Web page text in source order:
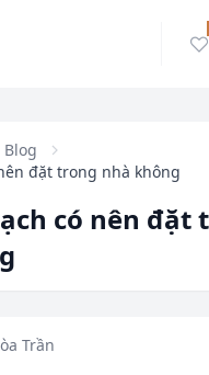
Blog
đặt trong nhà không
có nên đặt
Trần